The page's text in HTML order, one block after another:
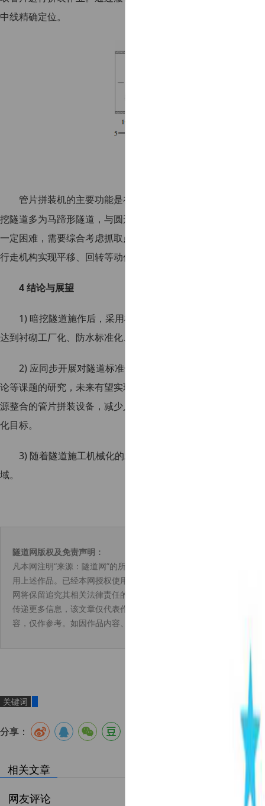
中线精确定位。
管片拼装机的主要功能是在特定的空间内完成管片的抓取
挖隧道多为马蹄形隧道，与圆形隧道相比其下部管片曲线差别
一定困难，需要综合考虑抓取点、管片稳定、旋转等问题。该
行走机构实现平移、回转等动作，满足管片拼装要求。
4 结论与展望
1) 暗挖隧道施作后，采用机械拼装管片，旨在提高工程质
达到衬砌工厂化、防水标准化、施工集成化的目标。
2) 应同步开展对隧道标准化断面型式及二次衬砌分块、衬
论等课题的研究，未来有望实现构件标准化、施工机械化和产
源整合的管片拼装设备，减少人工投入，低碳环保，保证其能
化目标。
3) 随着隧道施工机械化的发展，装配式管片拼装技术还有
域。
隧道网版权及免责声明：
凡本网注明“来源：隧道网”的所有作品，版权均属于隧道网，未经
用上述作品。已经本网授权使用作品的，须在授权范围内使用，并注
网将保留追究其相关法律责任的权利。凡本网来源注明为非隧道网
传递更多信息，该文章仅代表作者观点，并不代表本网赞同其观点
容，仅作参考。如因作品内容、版权和其它问题请与本网联系。
关键词
分享：
相关文章
网友评论